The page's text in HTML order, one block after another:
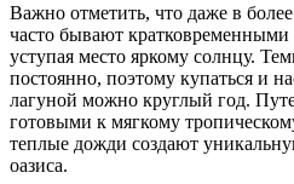
Важно отметить, что даже в
часто бывают
уступая место яркому солнцу.
постоянно, поэтому купаться и
лагуной можно круглый год.
готовыми к мягкому
теплые дожди создают
оазиса.